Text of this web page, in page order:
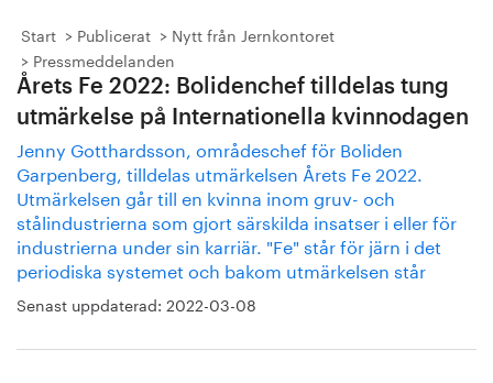
Start Publicerat
Nytt från Jernkontoret
Pressmeddelanden
Årets Fe 2022: Bolidenchef tilldelas tung
utmärkelse på Internationella kvinnodagen
Jenny Gotthardsson, områdeschef för Boliden
Garpenberg, tilldelas utmärkelsen Årets Fe 2022.
Utmärkelsen går till en kvinna inom gruv- och
stålindustrierna som gjort särskilda insatser i eller för
industrierna under sin karriär. "Fe" står för järn i det
periodiska systemet och bakom utmärkelsen står
Senast uppdaterad: 2022-03-08